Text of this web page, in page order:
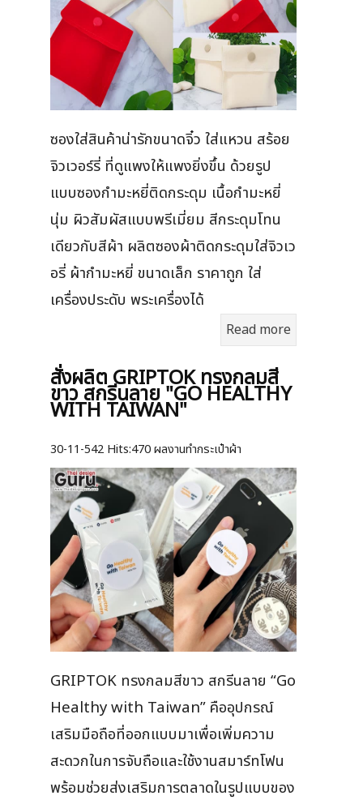
ซองใส่สินค้าน่ารักขนาดจิ๋ว ใส่แหวน สร้อย
จิวเวอร์รี่ ที่ดูแพงให้แพงยิ่งขึ้น ด้วยรูป
แบบซองกำมะหยี่ติดกระดุม เนื้อกำมะหยี่
นุ่ม ผิวสัมผัสแบบพรีเมี่ยม สีกระดุมโทน
เดียวกับสีผ้า ผลิตซองผ้าติดกระดุมใส่จิวเว
อรี่ ผ้ากำมะหยี่ ขนาดเล็ก ราคาถูก ใส่
เครื่องประดับ พระเครื่องได้
Read more
สั่งผลิต GRIPTOK ทรงกลมสี
ขาว สกรีนลาย "GO HEALTHY
WITH TAIWAN"
30-11-542 Hits:470 ผลงานทำกระเป๋าผ้า
GRIPTOK ทรงกลมสีขาว สกรีนลาย “Go
Healthy with Taiwan” คืออุปกรณ์
เสริมมือถือที่ออกแบบมาเพื่อเพิ่มความ
สะดวกในการจับถือและใช้งานสมาร์ทโฟน
พร้อมช่วยส่งเสริมการตลาดในรูปแบบของ